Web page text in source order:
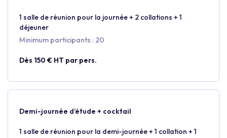
1 salle de réunion pour la journée + 2 collations + 1
déjeuner
Minimum participants : 20
Dès 150 € HT par pers.
Demi-journée d’étude + cocktail
1 salle de réunion pour la demi-journée + 1 collation + 1